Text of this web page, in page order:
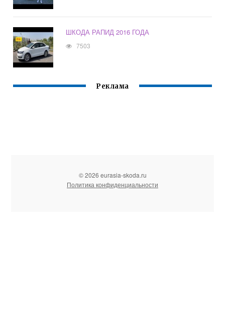
ШКОДА РАПИД 2016 ГОДА
7503
Реклама
© 2026 eurasia-skoda.ru
Политика конфиденциальности